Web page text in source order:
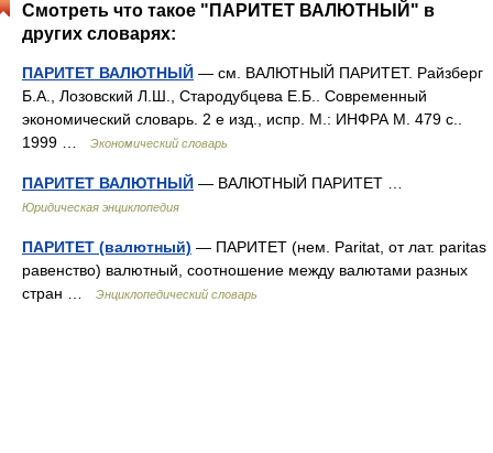
Смотреть что такое "ПАРИТЕТ ВАЛЮТНЫЙ" в
других словарях:
ПАРИТЕТ ВАЛЮТНЫЙ — см. ВАЛЮТНЫЙ ПАРИТЕТ. Райзберг
Б.А., Лозовский Л.Ш., Стародубцева Е.Б.. Современный
экономический словарь. 2 е изд., испр. М.: ИНФРА М. 479 с..
1999 …
Экономический словарь
ПАРИТЕТ ВАЛЮТНЫЙ — ВАЛЮТНЫЙ ПАРИТЕТ …
Юридическая энциклопедия
ПАРИТЕТ (валютный) — ПАРИТЕТ (нем. Paritat, от лат. paritas
равенство) валютный, соотношение между валютами разных
стран …
Энциклопедический словарь